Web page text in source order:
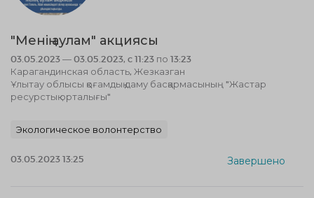
"Менің аулам" акциясы
03.05.2023 — 03.05.2023, c 11:23 по 13:23
Карагандинская область, Жезказган
Ұлытау облысы қоғамдық даму басқармасының "Жастар
ресурстық орталығы"
Экологическое волонтерство
03.05.2023 13:25 Завершено